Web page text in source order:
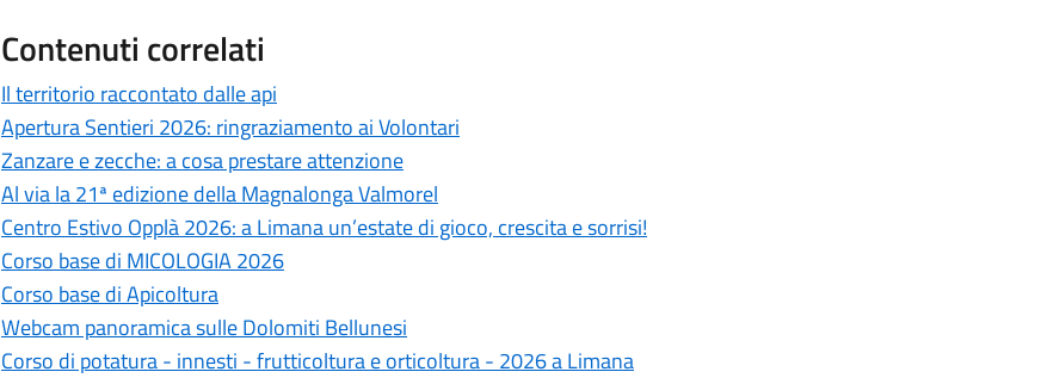
Contenuti correlati
Il territorio raccontato dalle api
Apertura Sentieri 2026: ringraziamento ai Volontari
Zanzare e zecche: a cosa prestare attenzione
Al via la 21ª edizione della Magnalonga Valmorel
Centro Estivo Opplà 2026: a Limana un’estate di gioco, crescita e sorrisi!
Corso base di MICOLOGIA 2026
Corso base di Apicoltura
Webcam panoramica sulle Dolomiti Bellunesi
Corso di potatura - innesti - frutticoltura e orticoltura - 2026 a Limana